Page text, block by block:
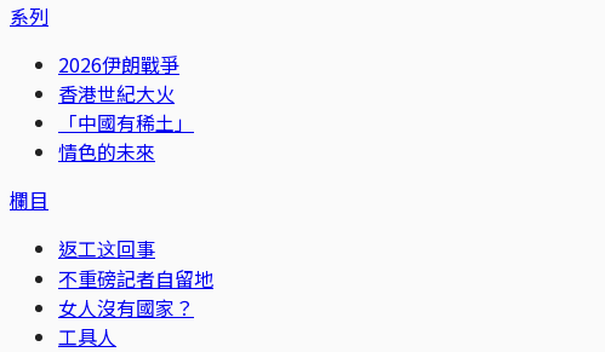
系列
2026伊朗戰爭
香港世紀大火
「中國有稀土」
情色的未來
欄目
返工这回事
不重磅記者自留地
女人沒有國家？
工具人